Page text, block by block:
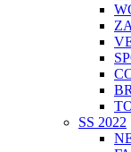
SS 2022